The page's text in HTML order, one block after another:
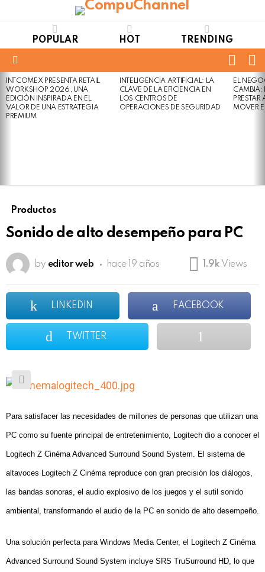
POPULAR HOT TRENDING
LATEST
STORIES
INTCOMEX PRESENTA RETAIL
WORKSHOP 2026, UNA
EDICIÓN INSPIRADA EN EL
VALOR DE UNA ESTRATEGIA
PREMIUM
INTELIGENCIA ARTIFICIAL: LA
CLAVE DE LA EFICIENCIA EN
LOS CENTROS DE
OPERACIONES DE SEGURIDAD
EL
CAMBIA:
MOVER
Productos
Sonido de alto desempeño para PC
by editor web hace 19 años 1.9k Views
LINKEDIN FACEBOOK
TWITTER
Para satisfacer las necesidades de millones de personas que utilizan una
PC como su fuente principal de entretenimiento, Logitech dio a conocer el
Logitech Z Cinéma Advanced Surround Sound System. El sistema de
altavoces Logitech Z Cinéma reproduce con gran precisión los diálogos,
las bandas sonoras, el audio explosivo de los juegos y el sutil sonido
ambiental, transformando el audio de la PC en sonido de alto desempeño.
Una solución perfecta para Windows Media Center, el Logitech Z Cinéma
Advanced Surround Sound System incluye SRS TruSurround HD, lo que